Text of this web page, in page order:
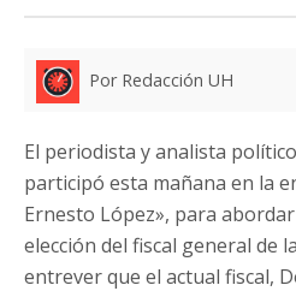
Por Redacción UH
El periodista y analista
participó esta mañana en la
Ernesto López», para
elección del fiscal general de
entrever que el actual fiscal,